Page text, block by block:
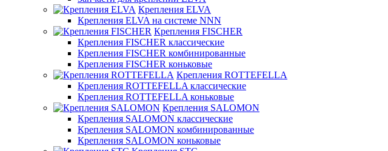
Крепления ELVA
Крепления ELVA на системе NNN
Крепления FISCHER
Крепления FISCHER классические
Крепления FISCHER комбинированные
Крепления FISCHER коньковые
Крепления ROTTEFELLA
Крепления ROTTEFELLA классические
Крепления ROTTEFELLA коньковые
Крепления SALOMON
Крепления SALOMON классические
Крепления SALOMON комбинированные
Крепления SALOMON коньковые